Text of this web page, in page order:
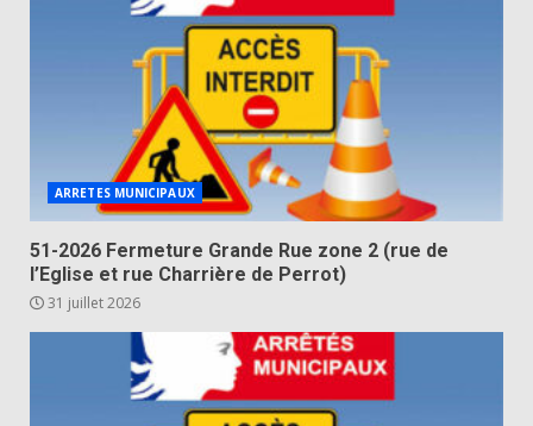
ARRETES MUNICIPAUX
51-2026 Fermeture Grande Rue zone 2 (rue de
l’Eglise et rue Charrière de Perrot)
31 juillet 2026